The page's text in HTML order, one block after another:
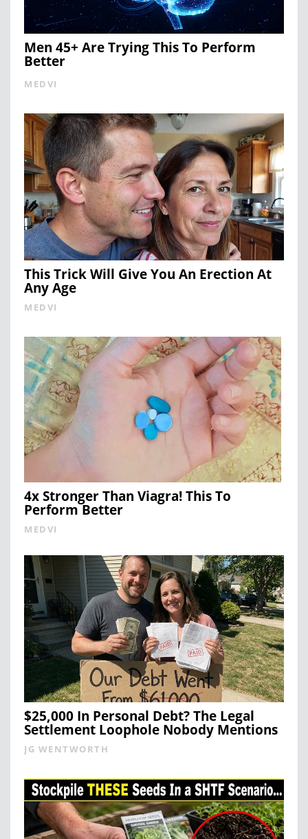
Men 45+ Are Trying This To Perform
Better
MEDVI
This Trick Will Give You An Erection At
Any Age
MEDVI
4x Stronger Than Viagra! This To
Perform Better
MEDVI
$25,000 In Personal Debt? The Legal
Settlement Loophole Nobody Mentions
JG WENTWORTH